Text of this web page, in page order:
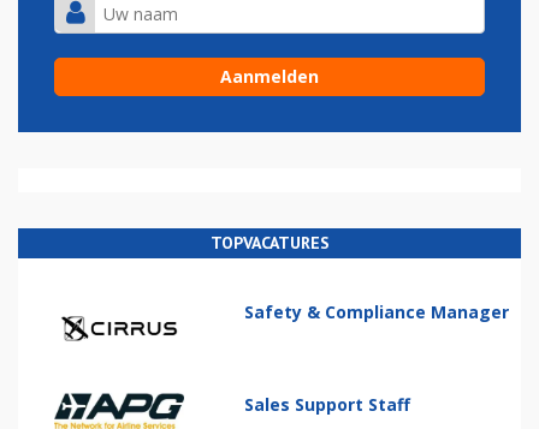
TOPVACATURES
Safety & Compliance Manager
Sales Support Staff